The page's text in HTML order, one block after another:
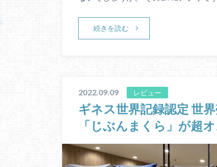
続きを読む
2022.09.09 レビュー
ギネス世界記録認定 世
「じぶんまくら」が超